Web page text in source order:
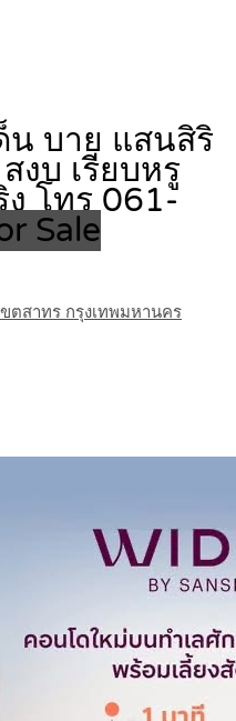
น บาย แสนสิริ
งบ เรียบหรู
ง โทร 061-
Sale
ตสาทร กรุงเทพมหานคร